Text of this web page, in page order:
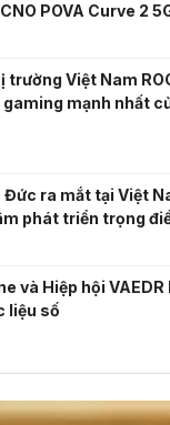
POVA Curve 2
trường Việt Nam
mạnh nhất
Đức ra mắt tại Việt
phát triển trọng
và Hiệp hội
liệu số